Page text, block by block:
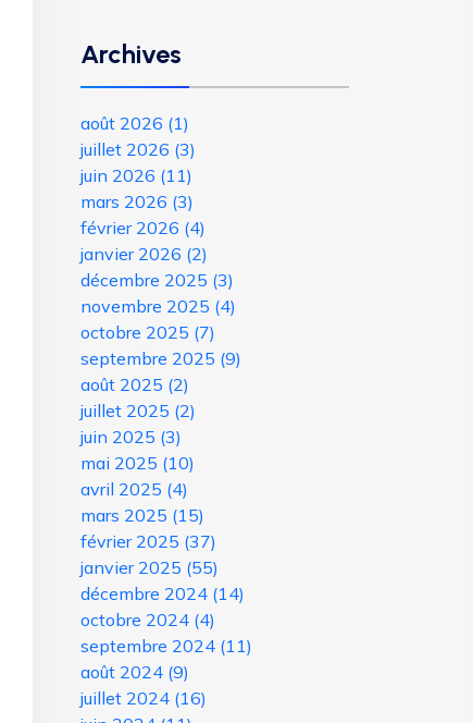
Archives
août 2026 (1)
juillet 2026 (3)
juin 2026 (11)
mars 2026 (3)
février 2026 (4)
janvier 2026 (2)
décembre 2025 (3)
novembre 2025 (4)
octobre 2025 (7)
septembre 2025 (9)
août 2025 (2)
juillet 2025 (2)
juin 2025 (3)
mai 2025 (10)
avril 2025 (4)
mars 2025 (15)
février 2025 (37)
janvier 2025 (55)
décembre 2024 (14)
octobre 2024 (4)
septembre 2024 (11)
août 2024 (9)
juillet 2024 (16)